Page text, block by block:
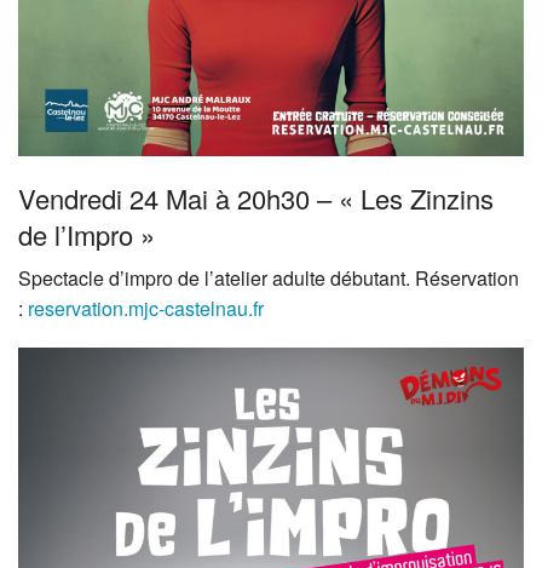
Vendredi 24 Mai à 20h30 – « Les Zinzins
de l’Impro »
Spectacle d’impro de l’atelier adulte débutant. Réservation
: reservation.mjc-castelnau.fr